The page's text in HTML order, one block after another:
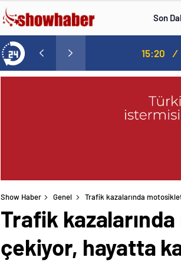
Son
Norweç silahlı kuvvetleri kadınlardan oluşan özel kuvvetler eğitimlerini başlattı.
Show Haber Genel Trafik kazalarında
Trafik
çekiyor, hayatta